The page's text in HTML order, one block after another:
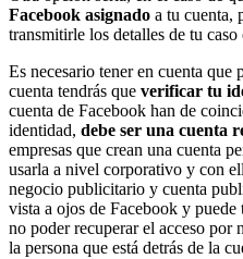
Facebook asignado a tu cuenta,
transmitirle los detalles de tu caso
Es necesario tener en cuenta que
cuenta tendrás que verificar tu
cuenta de Facebook han de
identidad, debe ser una cuenta
empresas que crean una cuenta
usarla a nivel corporativo y con
negocio publicitario y cuenta
vista a ojos de Facebook y puede
no poder recuperar el acceso por
la persona que está detrás de la